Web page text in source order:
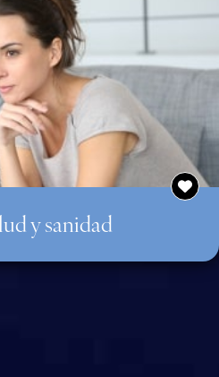
y sanidad